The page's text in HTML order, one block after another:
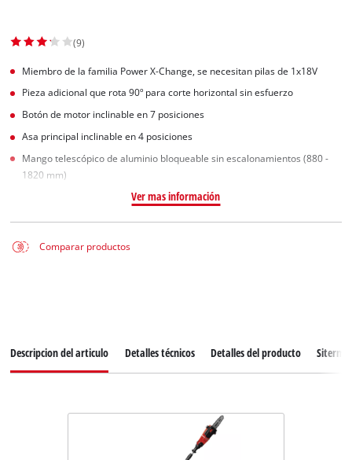
(9)
Miembro de la familia Power X-Change, se necesitan pilas de 1x18V
Pieza adicional que rota 90º para corte horizontal sin esfuerzo
Botón de motor inclinable en 7 posiciones
Asa principal inclinable en 4 posiciones
Mango telescópico de aluminio bloqueable sin escalonamientos (880 -
1820 mm)
Ver mas información
Comparar productos
Descripcion del articulo Detalles técnicos Detalles del producto